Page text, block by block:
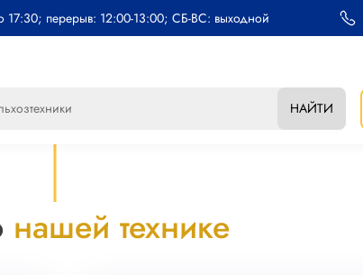
перерыв: 12:00-13:00; СБ-ВС: выходной
НАЙТИ
нашей технике